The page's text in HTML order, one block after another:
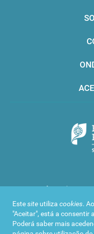
Estesite utiliza cookies.
"Aceitar", está a consentir
Poderá saber mais
Infarmed ©